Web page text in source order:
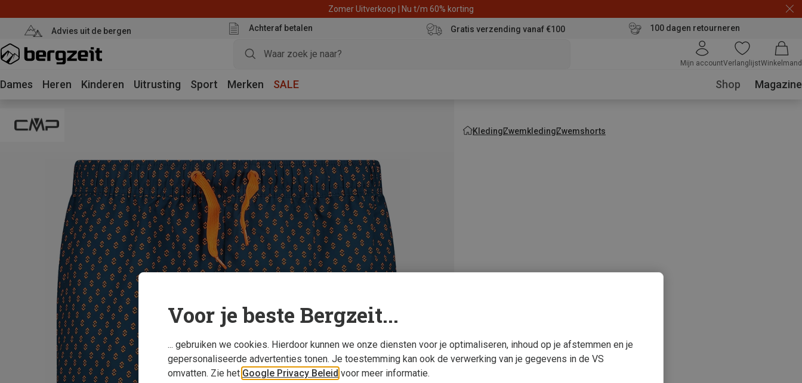
Zomer Uitverkoop | Nu t/m 60% korting
Advies uit de bergen Achteraf betalen Gratis verzending vanaf €100 100 dagen retourneren
Mijn accountVerlanglijstWinkelmand
Dames Heren Kinderen Uitrusting Sport Merken SALE Shop Magazine
KledingZwemkledingZwemshorts
Voor je beste Bergzeit...
... gebruiken we cookies. Hierdoor kunnen we onze diensten voor je optimaliseren, inhoud op je afstemmen en je
gepersonaliseerde advertenties tonen. Je toestemming kan ook de verwerking van je gegevens in de VS
omvatten. Zie het Google Privacy Beleid voor meer informatie.